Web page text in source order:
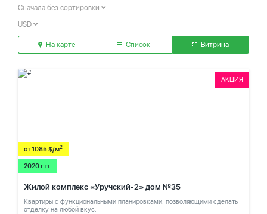
Сначала без сортировки
USD
На карте Список Витрина
АКЦИЯ
от 1085 $/м2
2020 г.п.
Жилой комплекс «Уручский-2» дом №35
Квартиры с функциональными планировками, позволяющими сделать
отделку на любой вкус.